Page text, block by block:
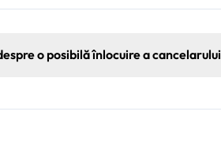
o posibilă înlocuire a cancelarului